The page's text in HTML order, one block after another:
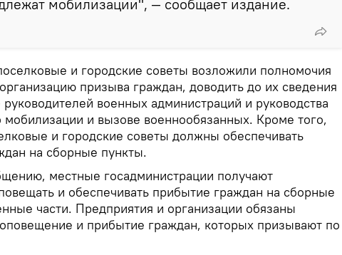
мобилизации", — сообщает издание.
и городские советы возложили полномочия
призыва граждан, доводить до их сведения
военных администраций и руководства
мобилизации и вызове военнообязанных. Кроме того,
и городские советы должны обеспечивать
на сборные пункты.
местные госадминистрации получают
и обеспечивать прибытие граждан на сборные
части. Предприятия и организации обязаны
и прибытие граждан, которых призывают по